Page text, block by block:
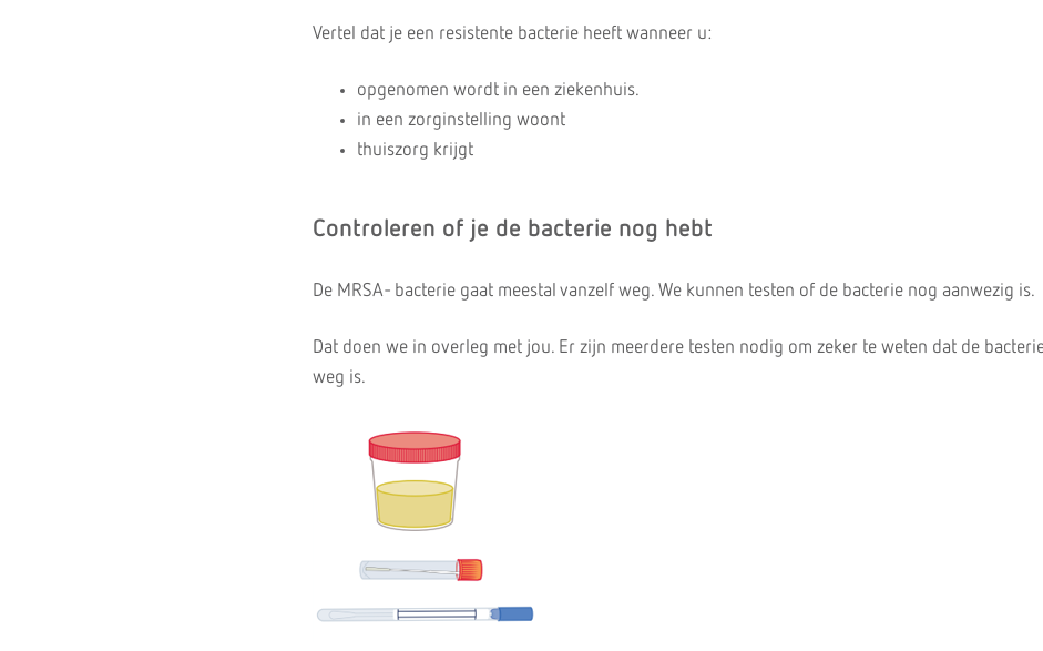
Vertel dat je een resistente bacterie heeft wanneer u:
opgenomen wordt in een ziekenhuis.
in een zorginstelling woont
thuiszorg krijgt
Controleren of je de bacterie nog hebt
De MRSA- bacterie gaat meestal vanzelf weg. We kunnen testen of de bacterie nog aanwezig is.
Dat doen we in overleg met jou. Er zijn meerdere testen nodig om zeker te weten dat de
weg is.